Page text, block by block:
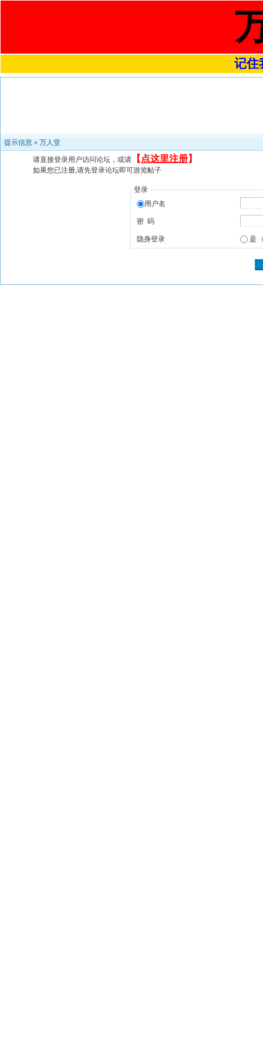
记住
提示信息 » 万人堂
请直接登录用户访问论坛，或请 【 点这里注册】
如果您已注册,请先登录论坛即可游览帖子
登录
用户名
密 码
隐身登录 是